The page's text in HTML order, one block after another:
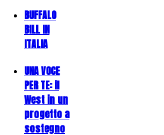
BUFFALO
BILL IN
ITALIA
UNA VOCE
PER TE: il
West in un
progetto a
sostegno